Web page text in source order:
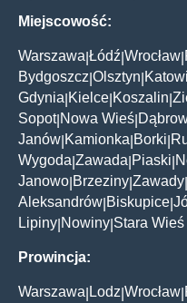
Miejscowość:
Warszawa Łódź Wrocław
Bydgoszcz Olsztyn
Gdynia Kielce Koszalin
Sopot| Nowa Wieś
Janów Kamionka Borki
Wygoda Zawada Piaski
Janowo Brzeziny Zawady
Aleksandrów Biskupice
Lipiny Nowiny Stara Wieś
Prowincja:
Warszawa Lodz Wrocław